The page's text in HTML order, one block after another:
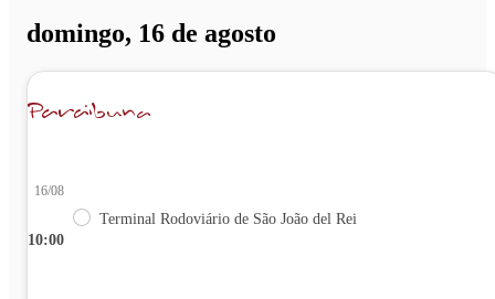
domingo, 16 de agosto
10:00
16/08
Terminal Rodoviário de São João del Rei